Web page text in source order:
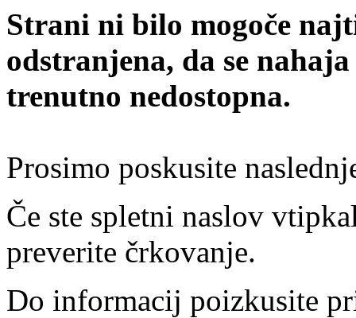
Strani ni bilo mogoče
odstranjena, da se
trenutno nedostopna.
Prosimo poskusite
Če ste spletni naslov
preverite črkovanje.
Do informacij poizkusite